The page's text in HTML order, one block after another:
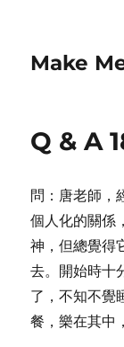
Make
Q & A
問：唐老師，
個人化的關係
神，但總覺得
去。開始時十
了，不知不覺
餐，樂在其中